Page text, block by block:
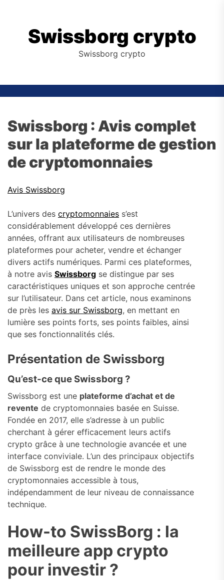
Swissborg crypto
Swissborg crypto
Swissborg : Avis complet
sur la plateforme de gestion
de cryptomonnaies
Avis Swissborg
L’univers des cryptomonnaies s’est
considérablement développé ces dernières
années, offrant aux utilisateurs de nombreuses
plateformes pour acheter, vendre et échanger
divers actifs numériques. Parmi ces plateformes,
à notre avis Swissborg se distingue par ses
caractéristiques uniques et son approche centrée
sur l’utilisateur. Dans cet article, nous examinons
de près les avis sur Swissborg, en mettant en
lumière ses points forts, ses points faibles, ainsi
que ses fonctionnalités clés.
Présentation de Swissborg
Qu’est-ce que Swissborg ?
Swissborg est une plateforme d’achat et de
revente de cryptomonnaies basée en Suisse.
Fondée en 2017, elle s’adresse à un public
cherchant à gérer efficacement leurs actifs
crypto grâce à une technologie avancée et une
interface conviviale. L’un des principaux objectifs
de Swissborg est de rendre le monde des
cryptomonnaies accessible à tous,
indépendamment de leur niveau de connaissance
technique.
How-to SwissBorg : la
meilleure app crypto
pour investir ?